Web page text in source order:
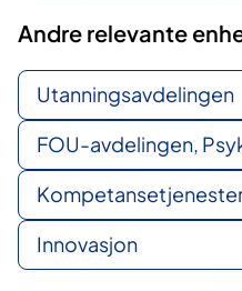
n
g
Andre relevante
Utanningsavdelingen
FOU-avdelingen,
Innovasjon